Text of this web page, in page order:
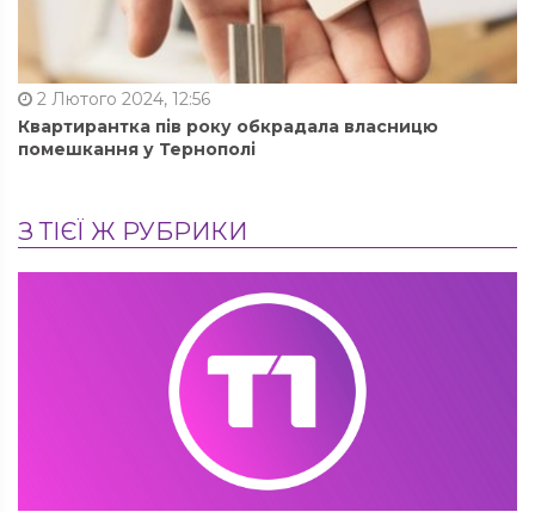
2 Лютого 2024, 12:56
Квартирантка пів року обкрадала власницю
помешкання у Тернополі
З ТІЄЇ Ж РУБРИКИ